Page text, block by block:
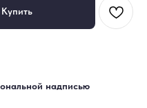
Купить
надписью